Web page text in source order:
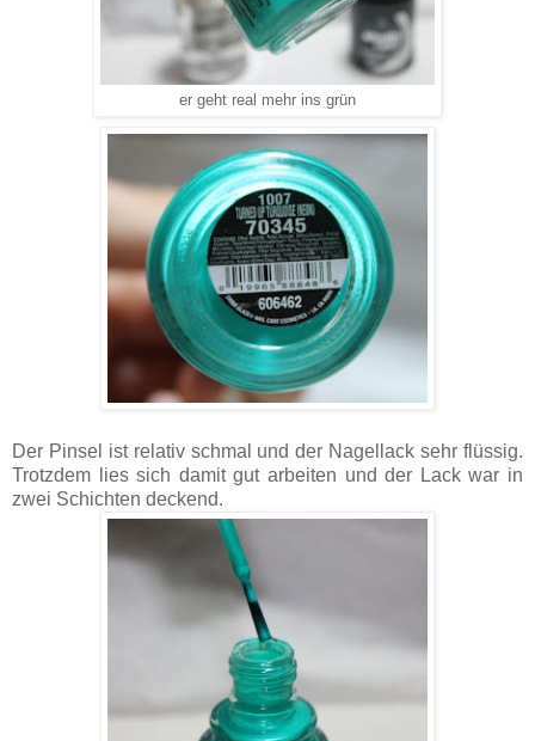
er geht real mehr ins grün
Der Pinsel ist relativ schmal und der Nagellack sehr flüssig.
Trotzdem lies sich damit gut arbeiten und der Lack war in
zwei Schichten deckend.